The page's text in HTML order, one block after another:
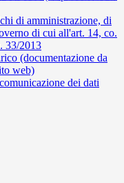
di amministrazione, di
di cui all'art. 14, co.
33/2013
(documentazione da
web)
dei dati